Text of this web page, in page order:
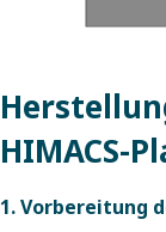
HIMACS-
1. Vorbereitung